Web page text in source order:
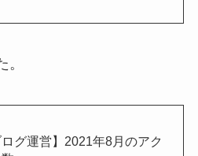
ログ運営】2021年8月のアク